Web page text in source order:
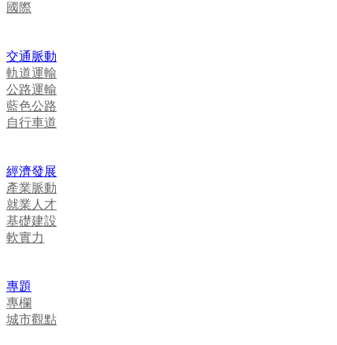
國際
交通脈動
軌道運輸
公路運輸
藍色公路
自行車道
經濟發展
產業脈動
就業人才
基礎建設
軟實力
專題
專欄
城市觀點